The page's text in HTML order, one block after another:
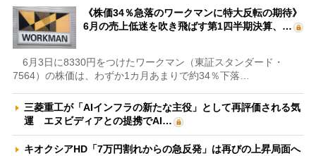
《株価34％急落のワークマンに特大反転の期待》
6月の売上低迷を吹き飛ばす第1四半期決算、…
6月3日に8330円をつけたワークマン（東証スタンダード・
7564）の株価は、わずか1カ月あまりで約34％下落…
三菱重工が「AIインフラの新たな主役」として再評価される気
運 エヌビディアとの提携でAI…
キオクシアHD「7万円割れからの急反発」は再びの上昇局面へ